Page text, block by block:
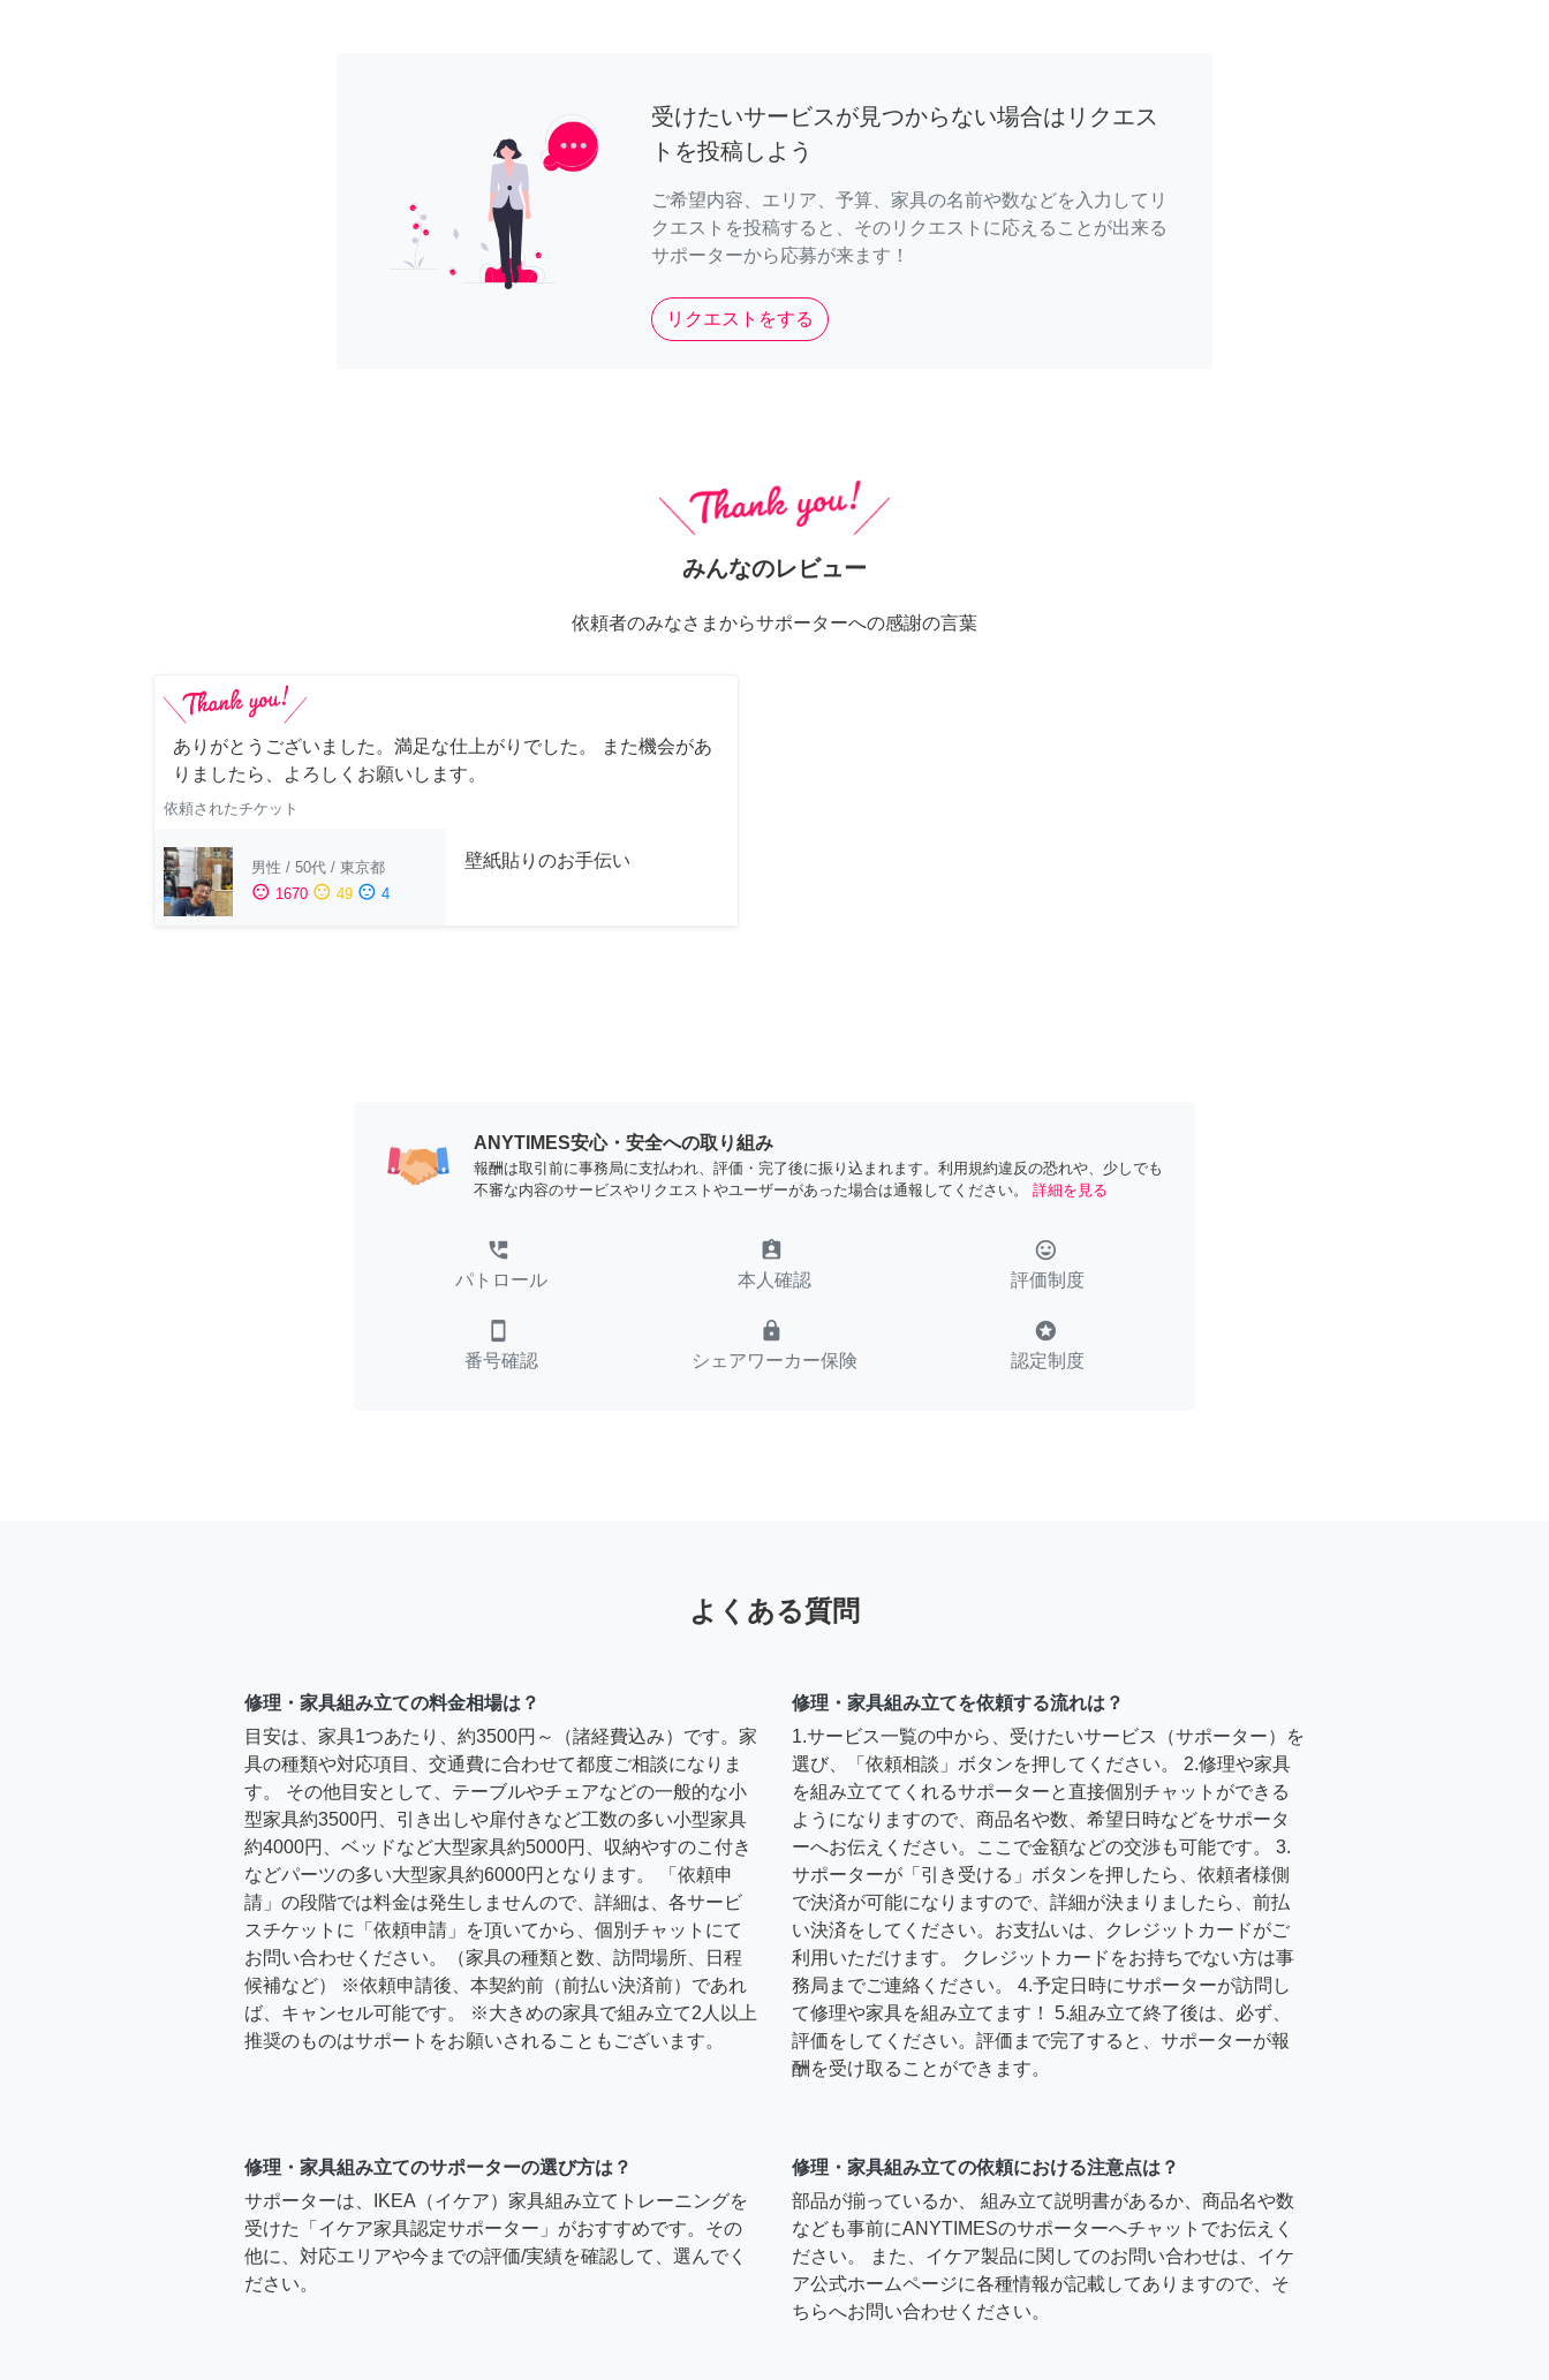
受けたいサービスが見つからない場合はリクエス
トを投稿しよう
ご希望内容、エリア、予算、家具の名前や数などを入力してリ
クエストを投稿すると、そのリクエストに応えることが出来る
サポーターから応募が来ます！
リクエストをする
みんなのレビュー
依頼者のみなさまからサポーターへの感謝の言葉
ありがとうございました。満足な仕上がりでした。 また機会があ
りましたら、よろしくお願いします。
依頼されたチケット
男性 / 50代 / 東京都
sentiment_satisfied 1670 sentiment_neutral 49 sentiment_dissatisfied 4
壁紙貼りのお手伝い
ANYTIMES安心・安全への取り組み
報酬は取引前に事務局に支払われ、評価・完了後に振り込まれます。利用規約違反の恐れや、少しでも
不審な内容のサービスやリクエストやユーザーがあった場合は通報してください。
詳細を見る
perm_phone_msg
パトロール
assignment_ind
本人確認
tag_faces
評価制度
smartphone
番号確認
lock
シェアワーカー保険
stars
認定制度
よくある質問
修理・家具組み立ての料金相場は？
目安は、家具1つあたり、約3500円～（諸経費込み）です。家
具の種類や対応項目、交通費に合わせて都度ご相談になりま
す。 その他目安として、テーブルやチェアなどの一般的な小
型家具約3500円、引き出しや扉付きなど工数の多い小型家具
約4000円、ベッドなど大型家具約5000円、収納やすのこ付き
などパーツの多い大型家具約6000円となります。 「依頼申
請」の段階では料金は発生しませんので、詳細は、各サービ
スチケットに「依頼申請」を頂いてから、個別チャットにて
お問い合わせください。（家具の種類と数、訪問場所、日程
候補など） ※依頼申請後、本契約前（前払い決済前）であれ
ば、キャンセル可能です。 ※大きめの家具で組み立て2人以上
推奨のものはサポートをお願いされることもございます。
修理・家具組み立てを依頼する流れは？
1.サービス一覧の中から、受けたいサービス（サポーター）を
選び、「依頼相談」ボタンを押してください。 2.修理や家具
を組み立ててくれるサポーターと直接個別チャットができる
ようになりますので、商品名や数、希望日時などをサポータ
ーへお伝えください。ここで金額などの交渉も可能です。 3.
サポーターが「引き受ける」ボタンを押したら、依頼者様側
で決済が可能になりますので、詳細が決まりましたら、前払
い決済をしてください。お支払いは、クレジットカードがご
利用いただけます。 クレジットカードをお持ちでない方は事
務局までご連絡ください。 4.予定日時にサポーターが訪問し
て修理や家具を組み立てます！ 5.組み立て終了後は、必ず、
評価をしてください。評価まで完了すると、サポーターが報
酬を受け取ることができます。
修理・家具組み立てのサポーターの選び方は？
サポーターは、IKEA（イケア）家具組み立てトレーニングを
受けた「イケア家具認定サポーター」がおすすめです。その
他に、対応エリアや今までの評価/実績を確認して、選んでく
ださい。
修理・家具組み立ての依頼における注意点は？
部品が揃っているか、 組み立て説明書があるか、商品名や数
なども事前にANYTIMESのサポーターへチャットでお伝えく
ださい。 また、イケア製品に関してのお問い合わせは、イケ
ア公式ホームページに各種情報が記載してありますので、そ
ちらへお問い合わせください。